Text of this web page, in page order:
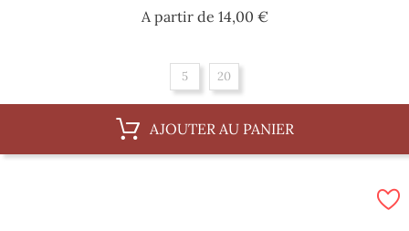
A partir de 14,00 €Prix
5 20
AJOUTER AU PANIER